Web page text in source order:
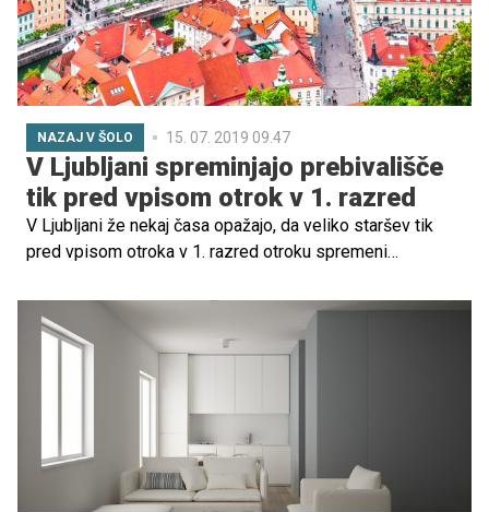
NAZAJ V ŠOLO 15. 07. 2019 09.47
V Ljubljani spreminjajo prebivališče
tik pred vpisom otrok v 1. razred
V Ljubljani že nekaj časa opažajo, da veliko staršev tik
pred vpisom otroka v 1. razred otroku spremeni
zagotovijo vpis na točno določeno šolo. A slednje šolam
in občini povzroča veliko težav. V zvezi aktivov svetov
staršev takšno ravnanje staršev ocenjujejo kot legitimno.